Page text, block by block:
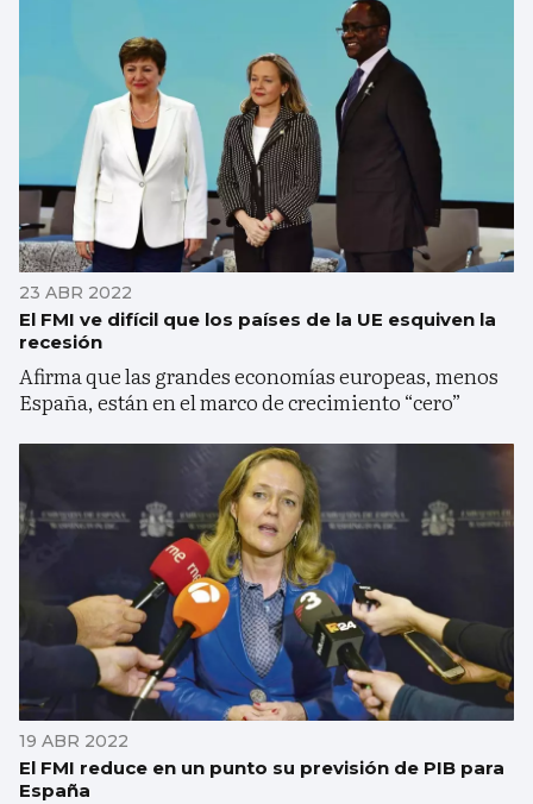
23 ABR 2022
El FMI ve difícil que los países de la UE esquiven la
recesión
Afirma que las grandes economías europeas, menos
España, están en el marco de crecimiento “cero”
19 ABR 2022
El FMI reduce en un punto su previsión de PIB para
España